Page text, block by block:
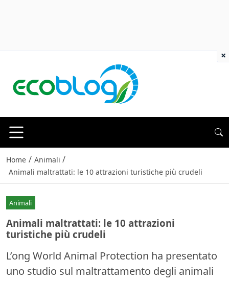
Home / Animali /
Animali maltrattati: le 10 attrazioni turistiche più crudeli
Animali
Animali maltrattati: le 10 attrazioni
turistiche più crudeli
L’ong World Animal Protection ha presentato
uno studio sul maltrattamento degli animali
×